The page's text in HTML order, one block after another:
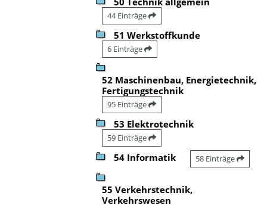
44 Einträge
51 Werkstoffkunde
6 Einträge
52 Maschinenbau, Energietechnik,
Fertigungstechnik
95 Einträge
53 Elektrotechnik
59 Einträge
54 Informatik 58 Einträge
55 Verkehrstechnik,
Verkehrswesen